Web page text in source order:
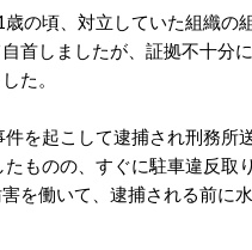
の頃、対立していた組織の
首しましたが、証拠不十分
た。
を起こして逮捕され刑務所
ものの、 すぐに駐車違反取
を働いて、逮捕される前に